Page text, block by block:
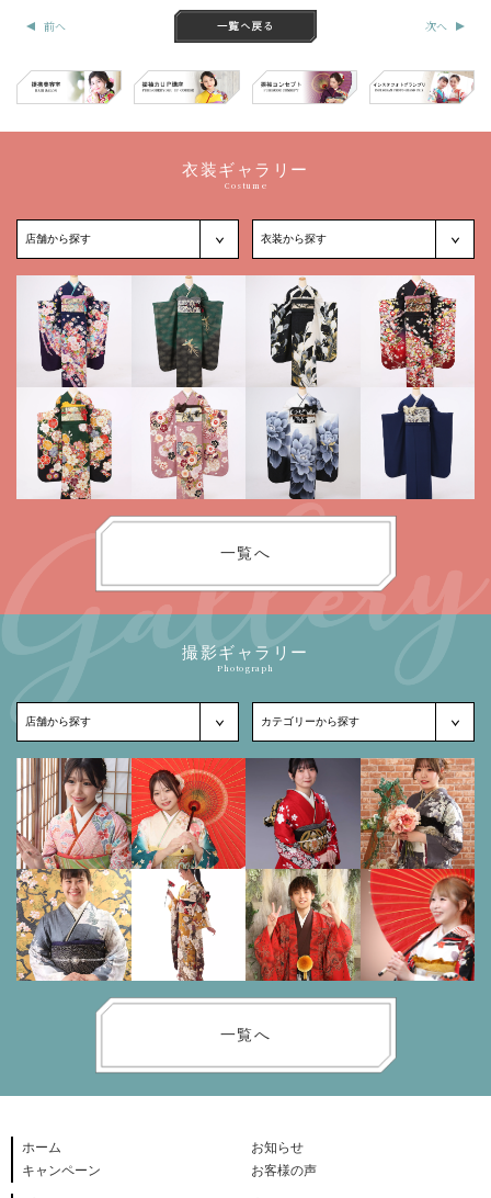
前へ 次へ
衣装ギャラリー
Costume
一覧へ
撮影ギャラリー
Photograph
一覧へ
ホーム
お知らせ
キャンペーン
お客様の声